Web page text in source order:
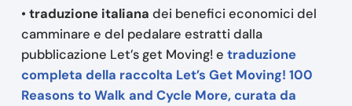
• traduzione italiana dei benefici economici del
camminare e del pedalare estratti dalla
pubblicazione Let’s get Moving! e traduzione
completa della raccolta Let’s Get Moving! 100
Reasons to Walk and Cycle More, curata da